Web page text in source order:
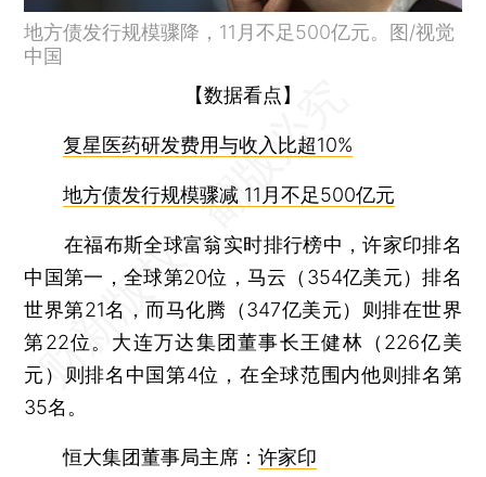
地方债发行规模骤降，11月不足500亿元。图/视觉
中国
【数据看点】
复星医药研发费用与收入比超10%
地方债发行规模骤减 11月不足500亿元
在福布斯全球富翁实时排行榜中，许家印排名
中国第一，全球第20位，马云（354亿美元）排名
世界第21名，而马化腾（347亿美元）则排在世界
第22位。大连万达集团董事长王健林（226亿美
元）则排名中国第4位，在全球范围内他则排名第
35名。
恒大集团董事局主席：许家印